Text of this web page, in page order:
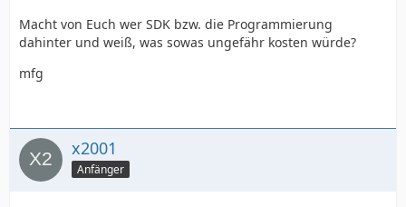
Macht von Euch wer SDK bzw. die Programmierung
dahinter und weiß, was sowas ungefähr kosten würde?
mfg
x2001
Anfänger